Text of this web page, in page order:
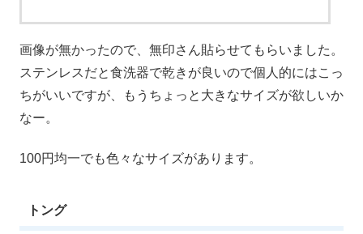
画像が無かったので、無印さん貼らせてもらいました。
ステンレスだと食洗器で乾きが良いので個人的にはこっ
ちがいいですが、もうちょっと大きなサイズが欲しいか
なー。
100円均一でも色々なサイズがあります。
トング